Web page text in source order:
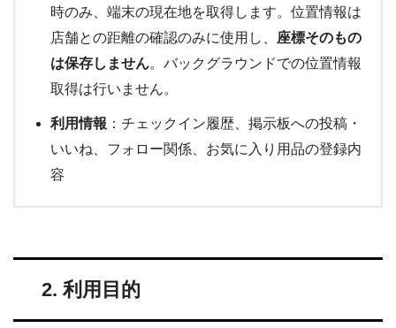
時のみ、端末の現在地を取得します。位置情報は
店舗との距離の確認のみに使用し、 座標そのもの
は保存しません。バックグラウンドでの位置情報
取得は行いません。
利用情報 ：チェックイン履歴、掲示板への投稿・
いいね、フォロー関係、お気に入り用品の登録内
容
2. 利用目的